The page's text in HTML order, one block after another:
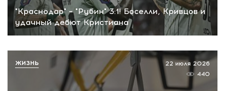
"Краснодар" – "Рубин" 3:1! Боселли, Кривцов и
удачный дебют Кристиана
22 июля 2026
440
ЖИЗНЬ